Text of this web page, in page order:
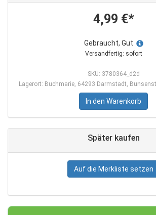
4,99 €*
Gebraucht, Gut
Versandfertig: sofort
SKU: 3780364_d2d
Lagerort: Buchmarie, 64293 Darmstadt,
In den Warenkorb
Später kaufen
Auf die Merkliste setzen